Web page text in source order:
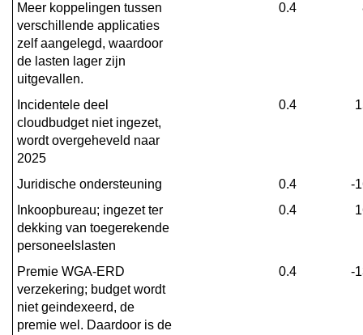
Meer koppelingen tussen
verschillende applicaties
zelf aangelegd, waardoor
de lasten lager zijn
uitgevallen.
0.4
Incidentele deel
cloudbudget niet ingezet,
wordt overgeheveld naar
2025
0.4
Juridische ondersteuning 0.4
-
Inkoopbureau; ingezet ter
dekking van toegerekende
personeelslasten
0.4
Premie WGA-ERD
verzekering; budget wordt
niet geindexeerd, de
premie wel. Daardoor is de
0.4 -